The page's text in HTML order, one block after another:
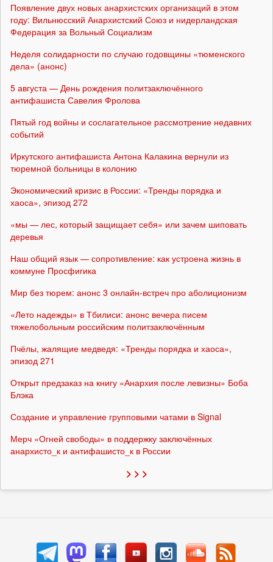
Появление двух новых анархистских организаций в этом
году: Вильнюсский Анархистский Союз и нидерландская
Федерация за Вольный Социализм
Неделя солидарности по случаю годовщины «тюменского
дела» (анонс)
5 августа — День рождения политзаключённого
антифашиста Савелия Фролова
Пятый год войны и сослагательное рассмотрение недавних
событий
Иркутского антифашиста Антона Калакина вернули из
тюремной больницы в колонию
Экономический кризис в России: «Тренды порядка и
хаоса», эпизод 272
«мы — лес, который защищает себя» или зачем шиповать
деревья
Наш общий язык — сопротивление: как устроена жизнь в
коммуне Просфигика
Мир без тюрем: анонс 3 онлайн-встреч про аболиционизм
«Лето надежды» в Тбилиси: анонс вечера писем
тяжелобольным российским политзаключённым
Пчёлы, жалящие медведя: «Тренды порядка и хаоса»,
эпизод 271
Открыт предзаказ на книгу «Анархия после левизны» Боба
Блэка
Создание и управление групповыми чатами в Signal
Мерч «Огней свободы» в поддержку заключённых
анархисто_к и антифашисто_к в России
> > >